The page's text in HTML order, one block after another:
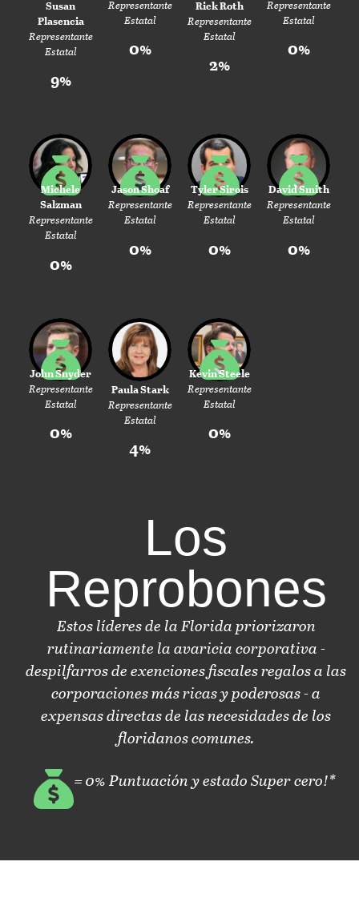
Susan
Plasencia
Representante
Estatal
9%
Representante
Estatal
0%
Rick Roth
Representante
Estatal
2%
Representante
Estatal
0%
Michele
Salzman
Representante
Estatal
0%
Jason Shoaf
Representante
Estatal
0%
Tyler Sirois
Representante
Estatal
0%
David Smith
Representante
Estatal
0%
John Snyder
Representante
Estatal
0%
Paula Stark
Representante
Estatal
4%
Kevin Steele
Representante
Estatal
0%
Los
Reprobones
Estos líderes de la Florida priorizaron
rutinariamente la avaricia corporativa -
despilfarros de exenciones fiscales regalos a las
corporaciones más ricas y poderosas - a
expensas directas de las necesidades de los
floridanos comunes.
= 0% Puntuación y estado Super cero!*